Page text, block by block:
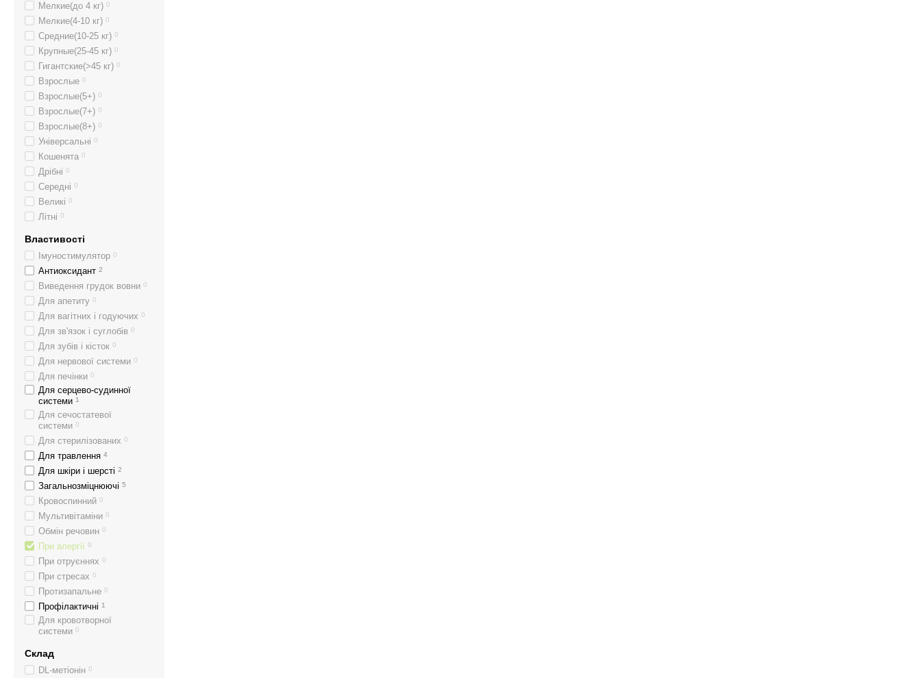
Мелкие(до 4 кг) 0
Мелкие(4-10 кг) 0
Средние(10-25 кг) 0
Крупные(25-45 кг) 0
Гигантские(>45 кг) 0
Взрослые 0
Взрослые(5+) 0
Взрослые(7+) 0
Взрослые(8+) 0
Універсальні 0
Кошенята 0
Дрібні 0
Середні 0
Великі 0
Літні 0
Властивості
Імуностимулятор 0
Антиоксидант 2
Виведення грудок вовни 0
Для апетиту 0
Для вагітних і годуючих 0
Для зв'язок і суглобів 0
Для зубів і кісток 0
Для нервової системи 0
Для печінки 0
Для серцево-судинної
системи 1
Для сечостатевої
системи 0
Для стерилізованих 0
Для травлення 4
Для шкіри і шерсті 2
Загальнозміцнюючі 5
Кровоспинний 0
Мультивітаміни 0
Обмін речовин 0
При алергії 0
При отруєннях 0
При стресах 0
Протизапальне 0
Профілактичні 1
Для кровотворної
системи 0
Склад
DL-метіонін 0